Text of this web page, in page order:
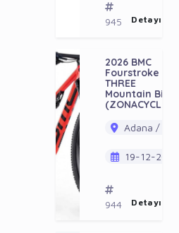
945 Detayı
2026 BMC
Fourstroke 01
THREE
Mountain Bike
(ZONACYCLES)
Adana /
19-12-2025
944 Detayı